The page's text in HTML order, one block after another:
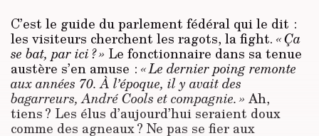
C’est le guide du parlement fédéral qui le dit :
les visiteurs cherchent les ragots, la fight. « Ça
se bat, par ici ? » Le fonctionnaire dans sa tenue
austère s’en amuse : « Le dernier poing remonte
aux années 70. À l’époque, il y avait des
bagarreurs, André Cools et compagnie. » Ah,
tiens ? Les élus d’aujourd’hui seraient doux
comme des agneaux ? Ne pas se fier aux